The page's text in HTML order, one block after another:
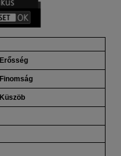
Erősség
Finomság
Küszöb